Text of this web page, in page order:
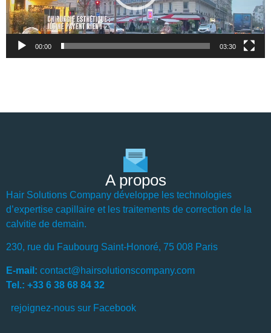
00:00 03:30
A propos
Hair Solutions Company développe les technologies
d’expertise capillaire et les traitements de correction de la
calvitie de demain.
230, rue du Faubourg Saint-Honoré, 75 008 Paris
E-mail: contact@hairsolutionscompany.com
Tel.: +33 6 38 68 84 32
rejoignez-nous sur Facebook